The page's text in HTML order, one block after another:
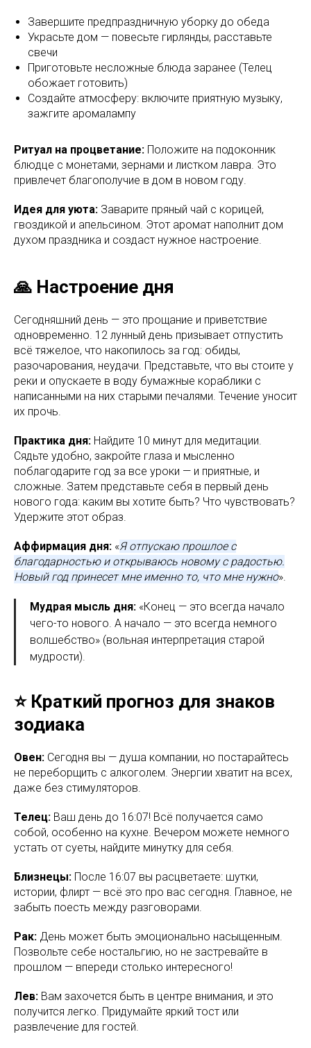
Завершите предпраздничную уборку до обеда
Украсьте дом — повесьте гирлянды, расставьте
свечи
Приготовьте несложные блюда заранее (Телец
обожает готовить)
Создайте атмосферу: включите приятную музыку,
зажгите аромалампу
Ритуал на процветание: Положите на подоконник
блюдце с монетами, зернами и листком лавра. Это
привлечет благополучие в дом в новом году.
Идея для уюта: Заварите пряный чай с корицей,
гвоздикой и апельсином. Этот аромат наполнит дом
духом праздника и создаст нужное настроение.
🙏 Настроение дня
Сегодняшний день — это прощание и приветствие
одновременно. 12 лунный день призывает отпустить
всё тяжелое, что накопилось за год: обиды,
разочарования, неудачи. Представьте, что вы стоите у
реки и опускаете в воду бумажные кораблики с
написанными на них старыми печалями. Течение уносит
их прочь.
Практика дня: Найдите 10 минут для медитации.
Сядьте удобно, закройте глаза и мысленно
поблагодарите год за все уроки — и приятные, и
сложные. Затем представьте себя в первый день
нового года: каким вы хотите быть? Что чувствовать?
Удержите этот образ.
Аффирмация дня: «Я отпускаю прошлое с
благодарностью и открываюсь новому с радостью.
Новый год принесет мне именно то, что мне нужно».
Мудрая мысль дня: «Конец — это всегда начало
чего-то нового. А начало — это всегда немного
волшебство» (вольная интерпретация старой
мудрости).
⭐ Краткий прогноз для знаков
зодиака
Овен: Сегодня вы — душа компании, но постарайтесь
не переборщить с алкоголем. Энергии хватит на всех,
даже без стимуляторов.
Телец: Ваш день до 16:07! Всё получается само
собой, особенно на кухне. Вечером можете немного
устать от суеты, найдите минутку для себя.
Близнецы: После 16:07 вы расцветаете: шутки,
истории, флирт — всё это про вас сегодня. Главное, не
забыть поесть между разговорами.
Рак: День может быть эмоционально насыщенным.
Позвольте себе ностальгию, но не застревайте в
прошлом — впереди столько интересного!
Лев: Вам захочется быть в центре внимания, и это
получится легко. Придумайте яркий тост или
развлечение для гостей.